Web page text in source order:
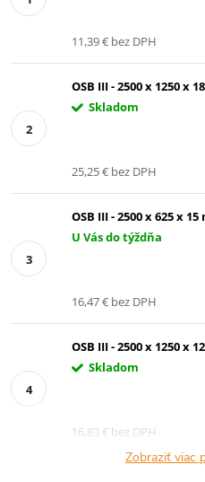
11,39 € bez DPH
OSB III - 2500 x 1250 x
Skladom
25,25 € bez DPH
OSB III - 2500 x 625 x
U Vás do týždňa
16,47 € bez DPH
OSB III - 2500 x 1250 x
Skladom
16,83 € bez DPH
Zobraziť viac